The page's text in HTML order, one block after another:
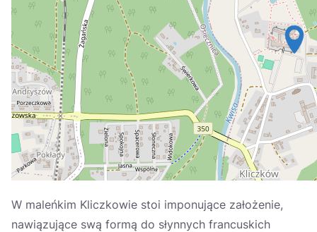
Português
Suomi
Україна
Zamknij
W maleńkim Kliczkowie stoi imponujące założenie,
nawiązujące swą formą do słynnych francuskich